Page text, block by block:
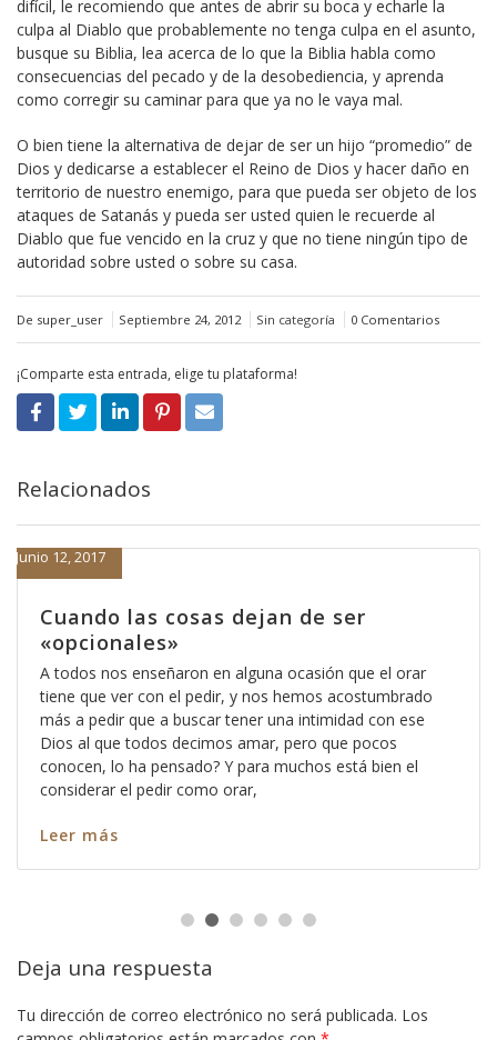
difícil, le recomiendo que antes de abrir su boca y echarle la
culpa al Diablo que probablemente no tenga culpa en el asunto,
busque su Biblia, lea acerca de lo que la Biblia habla como
consecuencias del pecado y de la desobediencia, y aprenda
como corregir su caminar para que ya no le vaya mal.
O bien tiene la alternativa de dejar de ser un hijo “promedio” de
Dios y dedicarse a establecer el Reino de Dios y hacer daño en
territorio de nuestro enemigo, para que pueda ser objeto de los
ataques de Satanás y pueda ser usted quien le recuerde al
Diablo que fue vencido en la cruz y que no tiene ningún tipo de
autoridad sobre usted o sobre su casa.
De super_user Septiembre 24, 2012 Sin categoría 0 Comentarios
¡Comparte esta entrada, elige tu plataforma!
Relacionados
Cuando las cosas dejan de ser
«opcionales»
Junio 12, 2017
A todos nos enseñaron en alguna ocasión que el orar
tiene que ver con el pedir, y nos hemos acostumbrado
más a pedir que a buscar tener una intimidad con ese
Dios al que todos decimos amar, pero que pocos
conocen, lo ha pensado? Y para muchos está bien el
considerar el pedir como orar,
Leer más
Deja una respuesta
Tu dirección de correo electrónico no será publicada. Los